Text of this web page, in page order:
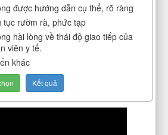
được hướng dẫn cụ thể, rõ ràng
tục rườm rà, phức tạp
hài lòng về thái độ giao tiếp của
viên y tế.
khác